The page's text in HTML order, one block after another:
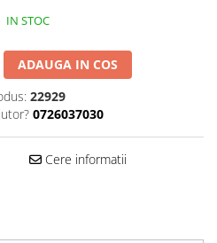
IN STOC
ADAUGA IN COS
22929
0726037030
Cere informatii